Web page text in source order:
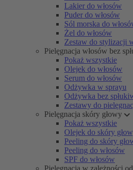
Lakier do włosów
Puder do włosów
Sól morska do
Żel do włosów
Zestaw do stylizacji
Pielęgnacja włosów bez
Pokaż wszystkie
Olejek do włosów
Serum do włosów
Odżywka w sprayu
Odżywka bez
Zestawy do
Pielęgnacja skóry głowy
Pokaż wszystkie
Olejek do skóry
Peeling do skóry
Peeling do włosów
SPF do włosów
Pielęgnacja w zależności